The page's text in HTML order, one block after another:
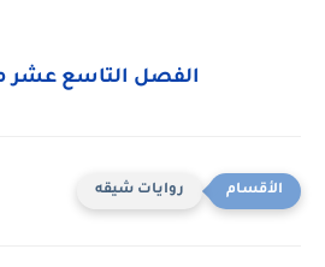
الفصل التاسع عشر
روايات شيقه